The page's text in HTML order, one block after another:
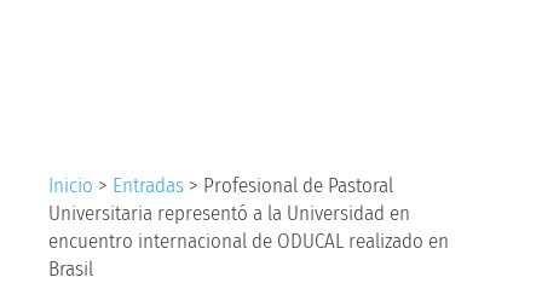
Inicio > Entradas > Profesional de Pastoral
Universitaria representó a la Universidad en
encuentro internacional de ODUCAL realizado en
Brasil